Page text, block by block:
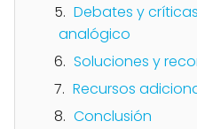
Debates y
analógico
Soluciones y
Recursos
Conclusión